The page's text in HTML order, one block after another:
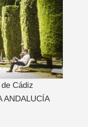
Cádiz
ANDALUCÍA